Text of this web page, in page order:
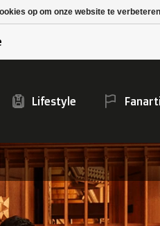
/Fenix Premier
Lifestyle
op om onze website te